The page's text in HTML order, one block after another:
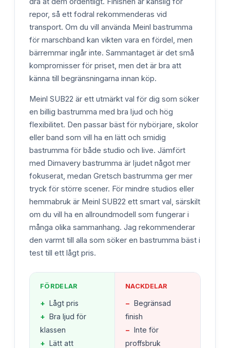
repor, så ett fodral rekommenderas vid
transport. Om du vill använda Meinl bastrumma
för marschband kan vikten vara en fördel, men
bärremmar ingår inte. Sammantaget är det små
kompromisser för priset, men det är bra att
känna till begränsningarna innan köp.
Meinl SUB22 är ett utmärkt val för dig som söker
en billig bastrumma med bra ljud och hög
flexibilitet. Den passar bäst för nybörjare, skolor
eller band som vill ha en lätt och smidig
bastrumma för både studio och live. Jämfört
med Dimavery bastrumma är ljudet något mer
fokuserat, medan Gretsch bastrumma ger mer
tryck för större scener. För mindre studios eller
hemmabruk är Meinl SUB22 ett smart val, särskilt
om du vill ha en allroundmodell som fungerar i
många olika sammanhang. Jag rekommenderar
den varmt till alla som söker en bastrumma bäst i
test till ett lågt pris.
FÖRDELAR
+ Lågt pris
+ Bra ljud för
klassen
+ Lätt att
NACKDELAR
− Begränsad
finish
− Inte för
proffsbruk